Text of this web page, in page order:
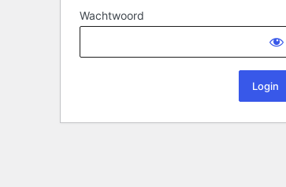
Wachtwoord